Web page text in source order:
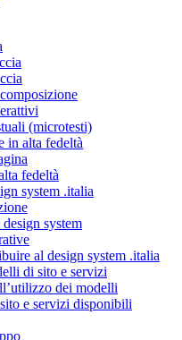
(microtesti)
in alta fedeltà
fedeltà
system .italia
system
al design system .italia
di sito e servizi
dei modelli
e servizi disponibili